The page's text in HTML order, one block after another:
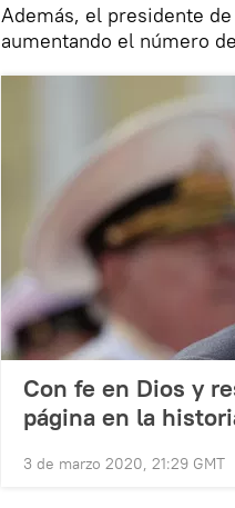
Además, el presidente
aumentando el número
Con fe en Dios y
página en la
3 de marzo 2020, 21:29 GMT